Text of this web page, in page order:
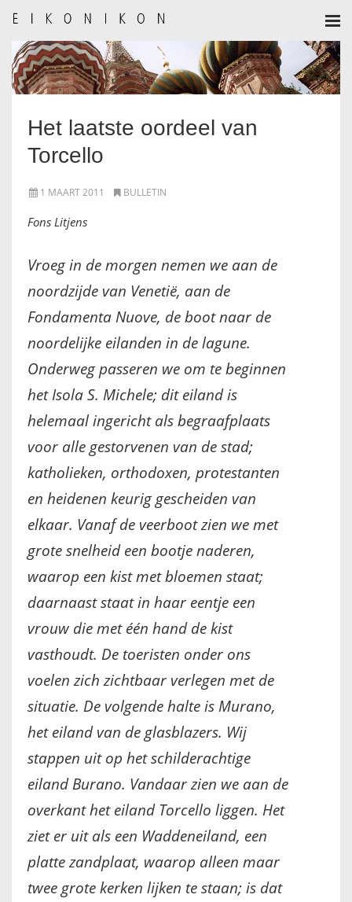
HOME
AANMELDEN
BULLETIN
ALGEMEEN
IKOON GESCHIEDENIS
IKONEN, EEN INTRODUCTIE
LEXIKON
LINKS
EXPOSITIES
SCHILDERCURSUSSEN
MATERIALEN
DOEN OF LATEN
FRANÇAIS
Het laatste oordeel van
Torcello
1 MAART 2011 BULLETIN
Fons Litjens
Vroeg in de morgen nemen we aan de
noordzijde van Venetië, aan de
Fondamenta Nuove, de boot naar de
noordelijke eilanden in de lagune.
Onderweg passeren we om te beginnen
het Isola S. Michele; dit eiland is
helemaal ingericht als begraafplaats
voor alle gestorvenen van de stad;
katholieken, orthodoxen, protestanten
en heidenen keurig gescheiden van
elkaar. Vanaf de veerboot zien we met
grote snelheid een bootje naderen,
waarop een kist met bloemen staat;
daarnaast staat in haar eentje een
vrouw die met één hand de kist
vasthoudt. De toeristen onder ons
voelen zich zichtbaar verlegen met de
situatie. De volgende halte is Murano,
het eiland van de glasblazers. Wij
stappen uit op het schilderachtige
eiland Burano. Vandaar zien we aan de
overkant het eiland Torcello liggen. Het
ziet er uit als een Waddeneiland, een
platte zandplaat, waarop alleen maar
twee grote kerken lijken te staan; is dat